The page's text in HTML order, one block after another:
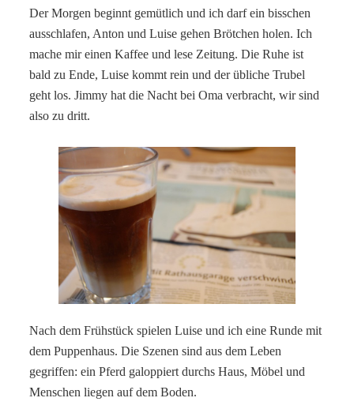
Der Morgen beginnt gemütlich und ich darf ein bisschen
ausschlafen, Anton und Luise gehen Brötchen holen. Ich
mache mir einen Kaffee und lese Zeitung. Die Ruhe ist
bald zu Ende, Luise kommt rein und der übliche Trubel
geht los. Jimmy hat die Nacht bei Oma verbracht, wir sind
also zu dritt.
Nach dem Frühstück spielen Luise und ich eine Runde mit
dem Puppenhaus. Die Szenen sind aus dem Leben
gegriffen: ein Pferd galoppiert durchs Haus, Möbel und
Menschen liegen auf dem Boden.